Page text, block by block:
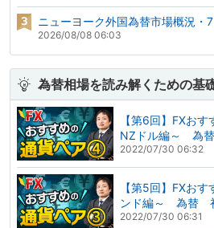
ニューヨーク外国為替市場概況
2026/08/08 06:03
為替相場を読み解くための基
【第6回】FXお
NZドル編～ 為
2022/07/30 06:32
【第5回】FXお
ンド編～ 為替
2022/07/30 06:31